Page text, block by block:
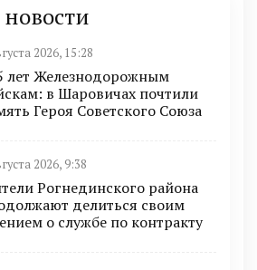
2026, 15:28
лет Железнодорожным
в Шаровичах почтили
Героя Советского Союза
2026, 9:38
Рогнединского района
делиться своим
о службе по контракту